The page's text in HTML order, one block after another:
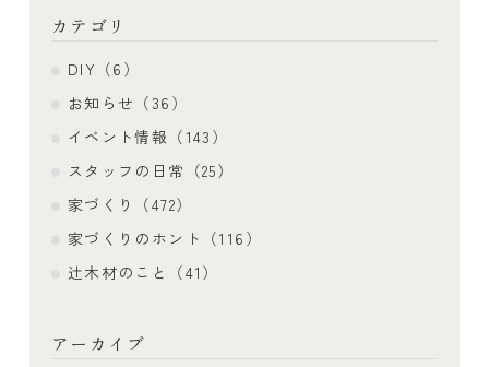
カテゴリ
DIY（6）
お知らせ（36）
イベント情報（143）
スタッフの日常（25）
家づくり（472）
家づくりのホント（116）
辻木材のこと（41）
アーカイブ